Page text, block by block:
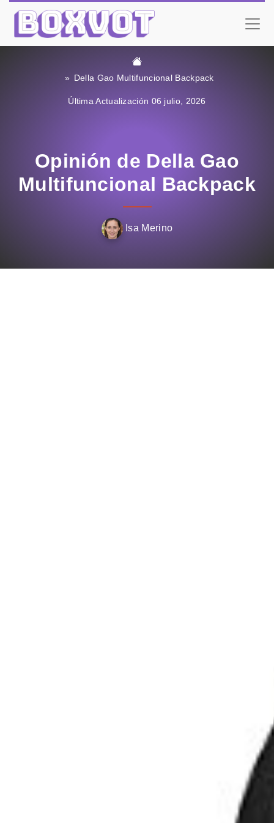
Della Gao Multifuncional Backpack
Última Actualización 06 julio, 2026
Opinión de Della Gao
Multifuncional Backpack
Isa Merino